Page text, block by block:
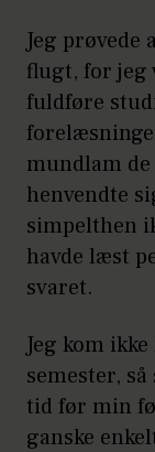
Jeg prøvede
flugt, for jeg
fuldføre
mundlam
henvendte
simpelthen
havde læst
svaret.
Jeg kom
semester,
tid før min
ganske